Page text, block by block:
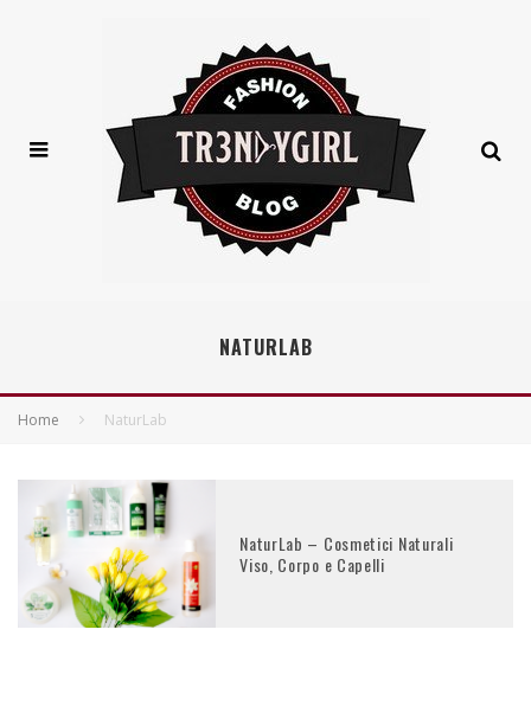
NATURLAB
Home NaturLab
NaturLab – Cosmetici Naturali
Viso, Corpo e Capelli